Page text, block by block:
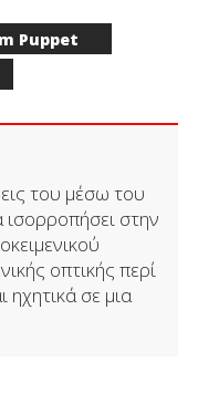
Puppet
του μέσω του
ισορροπήσει στην
οπτικής περί
ηχητικά σε μια